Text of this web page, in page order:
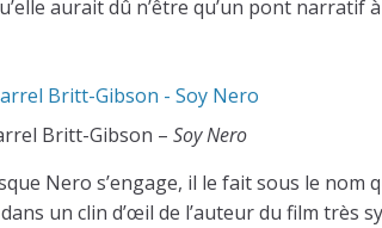
aurait dû n’être qu’un pont narratif
Britt-Gibson – Soy Nero
Nero s’engage, il le fait sous le nom
un clin d’œil de l’auteur du film très